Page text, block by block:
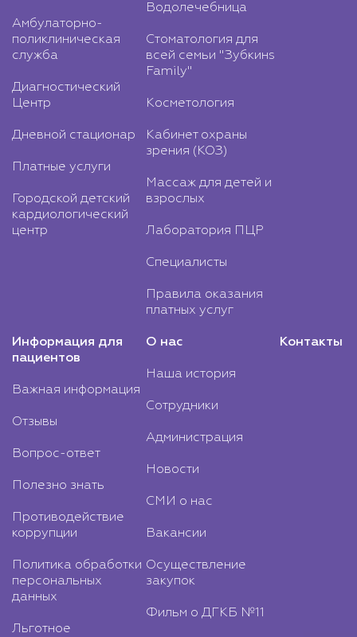
Амбулаторно-
поликлиническая
служба
Диагностический
Центр
Дневной стационар
Платные услуги
Городской детский
кардиологический
центр
Водолечебница
Стоматология для
всей семьи "Зубкинs
Family"
Косметология
Кабинет охраны
зрения (КОЗ)
Массаж для детей и
взрослых
Лаборатория ПЦР
Специалисты
Правила оказания
платных услуг
Информация для
пациентов
Важная информация
Отзывы
Вопрос-ответ
Полезно знать
Противодействие
коррупции
Политика обработки
персональных
данных
Льготное
О нас
Наша история
Сотрудники
Администрация
Новости
СМИ о нас
Вакансии
Осуществление
закупок
Фильм о ДГКБ №11
Контакты